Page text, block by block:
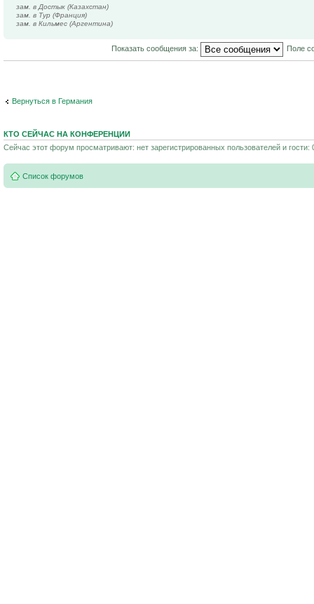
зам. в Достык (Казахстан)
зам. в Тур (Франция)
зам. в Кильмес (Аргентина)
Показать сообщения за: Поле
Вернуться в Германия
КТО СЕЙЧАС НА КОНФЕРЕНЦИИ
Сейчас этот форум просматривают: нет зарегистрированных пользователей и гости:
Список форумов